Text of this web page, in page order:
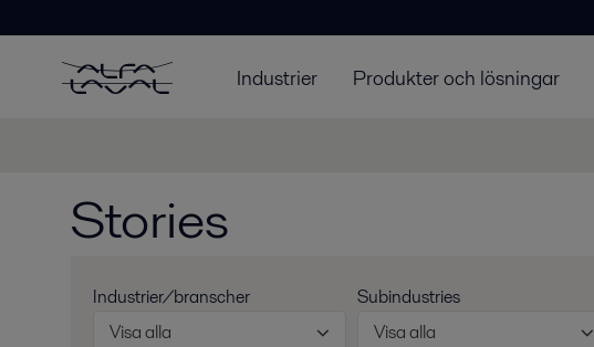
Industrier Produkter och lösningar
Stories
Industrier/branscher
Visa alla
Subindustries
Visa alla